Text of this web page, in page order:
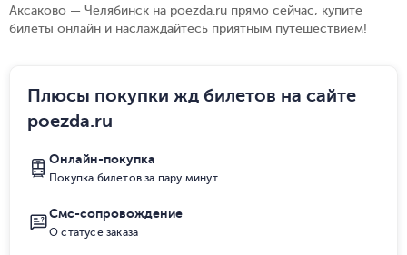
Аксаково — Челябинск на poezda.ru прямо сейчас, купите
билеты онлайн и наслаждайтесь приятным путешествием!
Плюсы покупки жд билетов на сайте
poezda.ru
Онлайн-покупка
Покупка билетов за пару минут
Смс-сопровождение
О статусе заказа